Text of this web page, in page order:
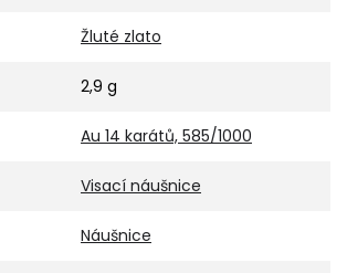
Žluté zlato
2,9 g
Au 14 karátů, 585/1000
Visací náušnice
Náušnice